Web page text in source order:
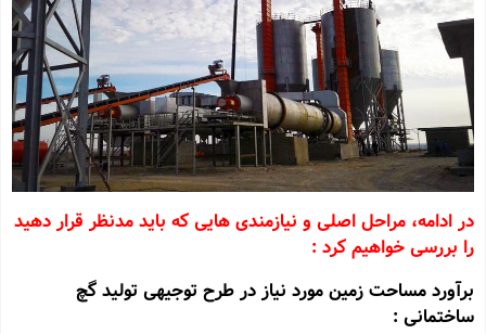
در ادامه، مراحل اصلی و نیازمندی ‌هایی که باید مدنظر قرار دهید
را بررسی خواهیم کرد :
برآورد مساحت زمین مورد نیاز در طرح توجیهی تولید گچ
ساختمانی :